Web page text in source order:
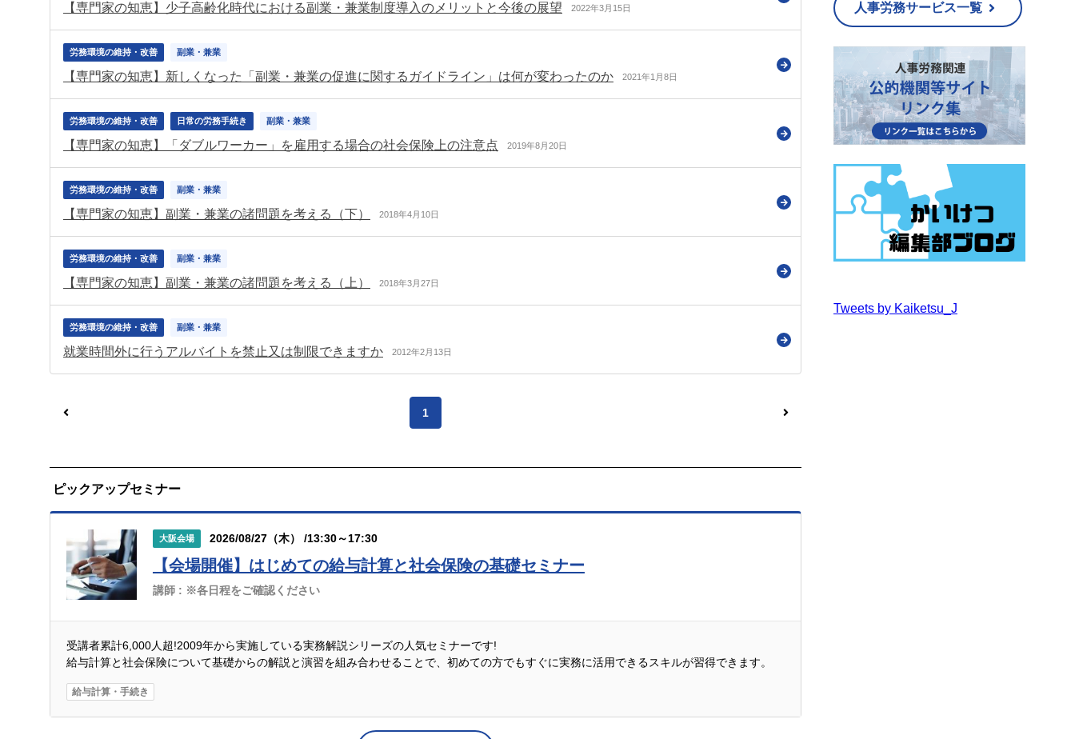
【専門家の知恵】少子高齢化時代における副業・兼業制度導入のメリットと今後の展望 2022年3月15日
労務環境の維持・改善 副業・兼業
【専門家の知恵】新しくなった「副業・兼業の促進に関するガイドライン」は何が変わったのか 2021年1月8日
労務環境の維持・改善 日常の労務手続き 副業・兼業
【専門家の知恵】「ダブルワーカー」を雇用する場合の社会保険上の注意点 2019年8月20日
労務環境の維持・改善 副業・兼業
【専門家の知恵】副業・兼業の諸問題を考える（下） 2018年4月10日
労務環境の維持・改善 副業・兼業
【専門家の知恵】副業・兼業の諸問題を考える（上） 2018年3月27日
労務環境の維持・改善 副業・兼業
就業時間外に行うアルバイトを禁止又は制限できますか 2012年2月13日
1
ピックアップセミナー
大阪会場 2026/08/27（木） /13:30～17:30
【会場開催】はじめての給与計算と社会保険の基礎セミナー
講師 : ※各日程をご確認ください
受講者累計6,000人超!2009年から実施している実務解説シリーズの人気セミナーです!
給与計算と社会保険について基礎からの解説と演習を組み合わせることで、初めての方でもすぐに実務に活用できるスキルが習得できます。
給与計算・手続き
人事労務サービス一覧
Tweets by Kaiketsu_J